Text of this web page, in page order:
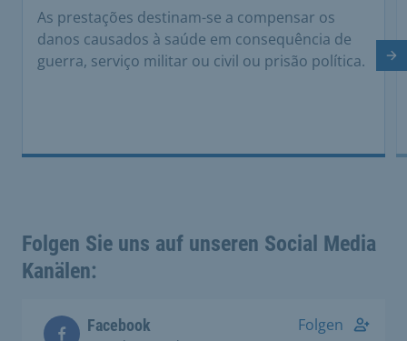
As prestações destinam-se a compensar os
danos causados à saúde em consequência de
guerra, serviço militar ou civil ou prisão política.
Folgen Sie uns auf unseren Social Media
Kanälen:
Facebook Folgen